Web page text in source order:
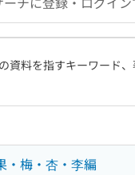
資料を指すキーワード、
・梅・杏・李編